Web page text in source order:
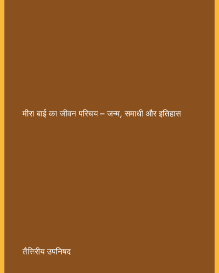
मीरा बाई का जीवन परिचय – जन्म, समाधी और इतिहास
तैत्तिरीय उपनिषद